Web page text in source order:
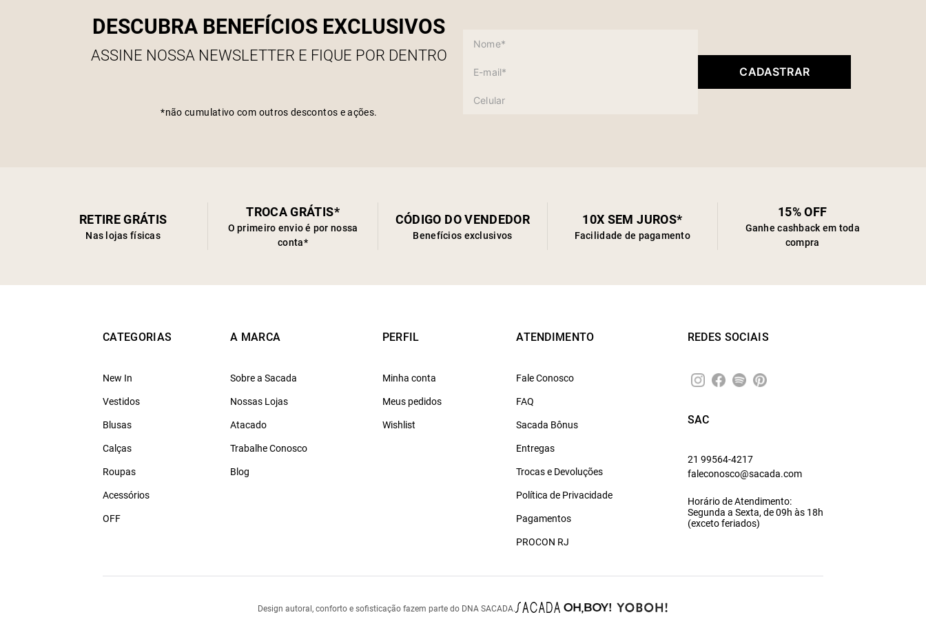
DESCUBRA BENEFÍCIOS EXCLUSIVOS
ASSINE NOSSA NEWSLETTER E FIQUE POR DENTRO
*não cumulativo com outros descontos e ações.
CADASTRAR
RETIRE GRÁTIS
Nas lojas físicas
TROCA GRÁTIS*
O primeiro envio é por nossa
conta*
CÓDIGO DO VENDEDOR
Benefícios exclusivos
10X SEM JUROS*
Facilidade de pagamento
15% OFF
Ganhe cashback em toda
compra
CATEGORIAS
New In
Vestidos
Blusas
Calças
Roupas
Acessórios
OFF
A MARCA
Sobre a Sacada
Nossas Lojas
Atacado
Trabalhe Conosco
Blog
PERFIL
Minha conta
Meus pedidos
Wishlist
ATENDIMENTO
Fale Conosco
FAQ
Sacada Bônus
Entregas
Trocas e Devoluções
Política de Privacidade
Pagamentos
PROCON RJ
REDES SOCIAIS
SAC
21 99564-4217
faleconosco@sacada.com
Horário de Atendimento:
Segunda a Sexta, de 09h às 18h
(exceto feriados)
Design autoral, conforto e sofisticação fazem parte do DNA SACADA.